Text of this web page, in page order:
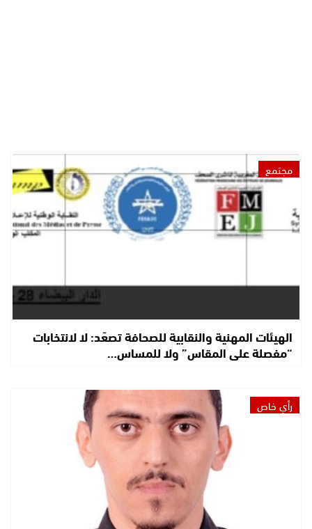
مجتمع
الهيئات المهنية والنقابية للصحافة تصعّد: لا لانتخابات
“مفصلة على المقاس” ولا للمساس…
رأي خاص